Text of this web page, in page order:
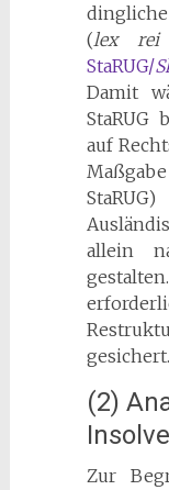
(lex rei
StaRUG/
Damit
StaRUG
auf
allein
gesichert.
(2)
Zur